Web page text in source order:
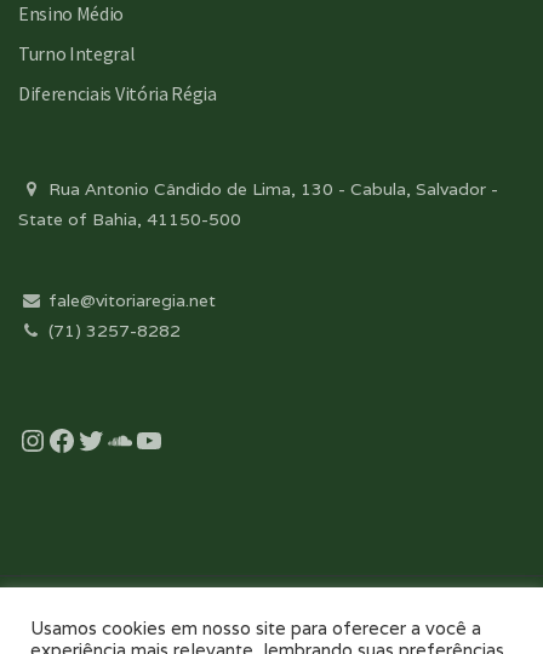
Ensino Médio
Turno Integral
Diferenciais Vitória Régia
Rua Antonio Cândido de Lima, 130 - Cabula, Salvador -
State of Bahia, 41150-500
fale@vitoriaregia.net
(71) 3257-8282
Instagram
Facebook
Twitter
Soundcloud
YouTube
Desenvolvido com essência pela:
Usamos cookies em nosso site para oferecer a você a